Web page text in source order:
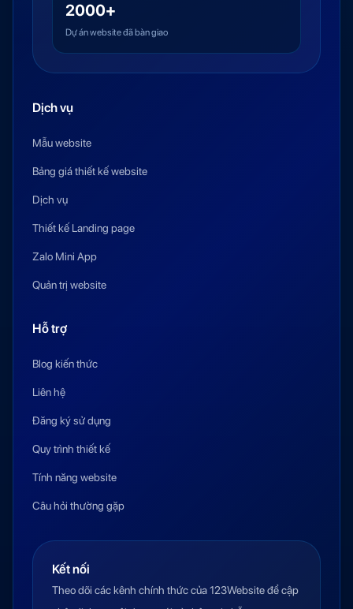
2000+
Dự án website đã bàn giao
Dịch vụ
Mẫu website
Bảng giá thiết kế website
Dịch vụ
Thiết kế Landing page
Zalo Mini App
Quản trị website
Hỗ trợ
Blog kiến thức
Liên hệ
Đăng ký sử dụng
Quy trình thiết kế
Tính năng website
Câu hỏi thường gặp
Kết nối
Theo dõi các kênh chính thức của 123Website để cập